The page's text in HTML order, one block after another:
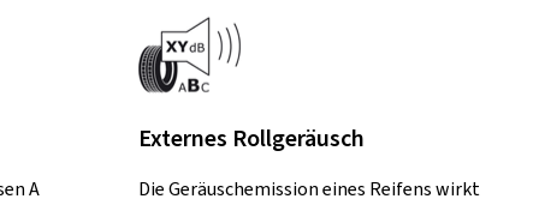
A
Externes Rollgeräusch
Die Geräuschemission eines Reifens wirkt